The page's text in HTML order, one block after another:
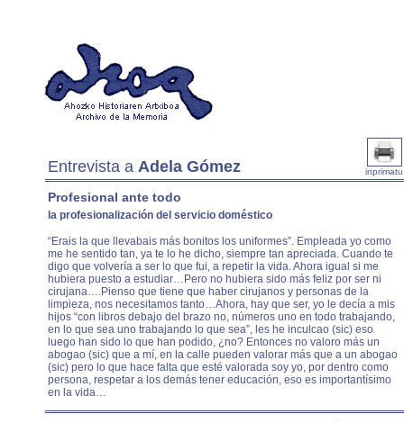
Entrevista a Adela Gómez inprimatu
Profesional ante todo
la profesionalización del servicio doméstico
“Erais la que llevabais más bonitos los uniformes”. Empleada yo como
me he sentido tan, ya te lo he dicho, siempre tan apreciada. Cuando te
digo que volvería a ser lo que fui, a repetir la vida. Ahora igual si me
hubiera puesto a estudiar…Pero no hubiera sido más feliz por ser ni
cirujana….Pienso que tiene que haber cirujanos y personas de la
limpieza, nos necesitamos tanto…Ahora, hay que ser, yo le decía a mis
hijos “con libros debajo del brazo no, números uno en todo trabajando,
en lo que sea uno trabajando lo que sea”, les he inculcao (sic) eso
luego han sido lo que han podido, ¿no? Entonces no valoro más un
abogao (sic) que a mí, en la calle pueden valorar más que a un abogao
(sic) pero lo que hace falta que esté valorada soy yo, por dentro como
persona, respetar a los demás tener educación, eso es importantísimo
en la vida…